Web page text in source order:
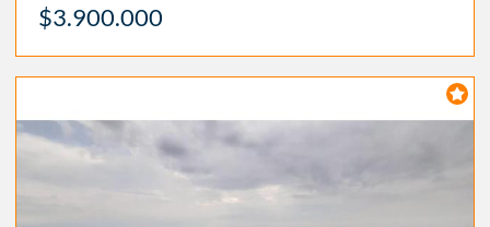
$3.900.000